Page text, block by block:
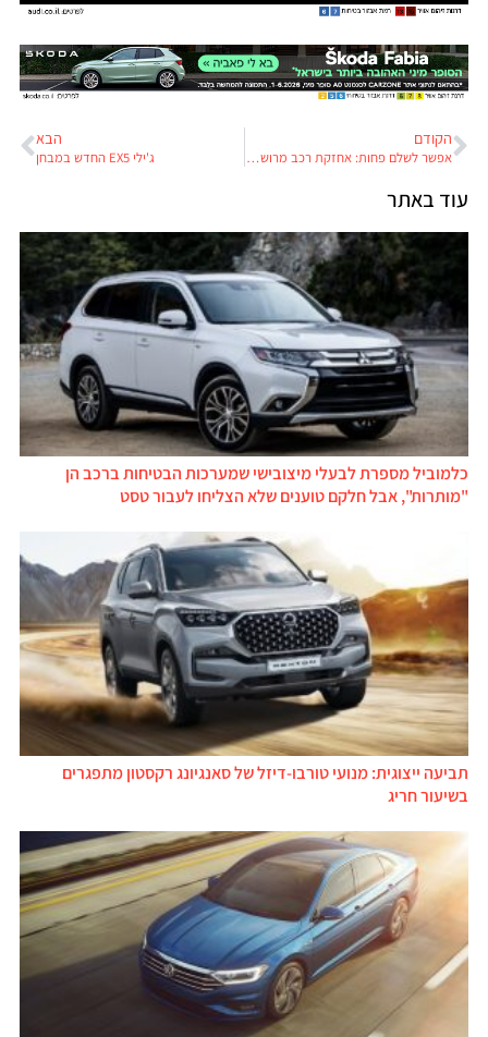
הקודם
אפשר לשלם פחות: אחזקת רכב מרוששת את מעמד הביניים בישראל
הבא
ג'ילי EX5 החדש במבחן
עוד באתר
כלמוביל מספרת לבעלי מיצובישי שמערכות הבטיחות ברכב הן
"מותרות", אבל חלקם טוענים שלא הצליחו לעבור טסט
תביעה ייצוגית: מנועי טורבו-דיזל של סאנגיונג רקסטון מתפגרים
בשיעור חריג